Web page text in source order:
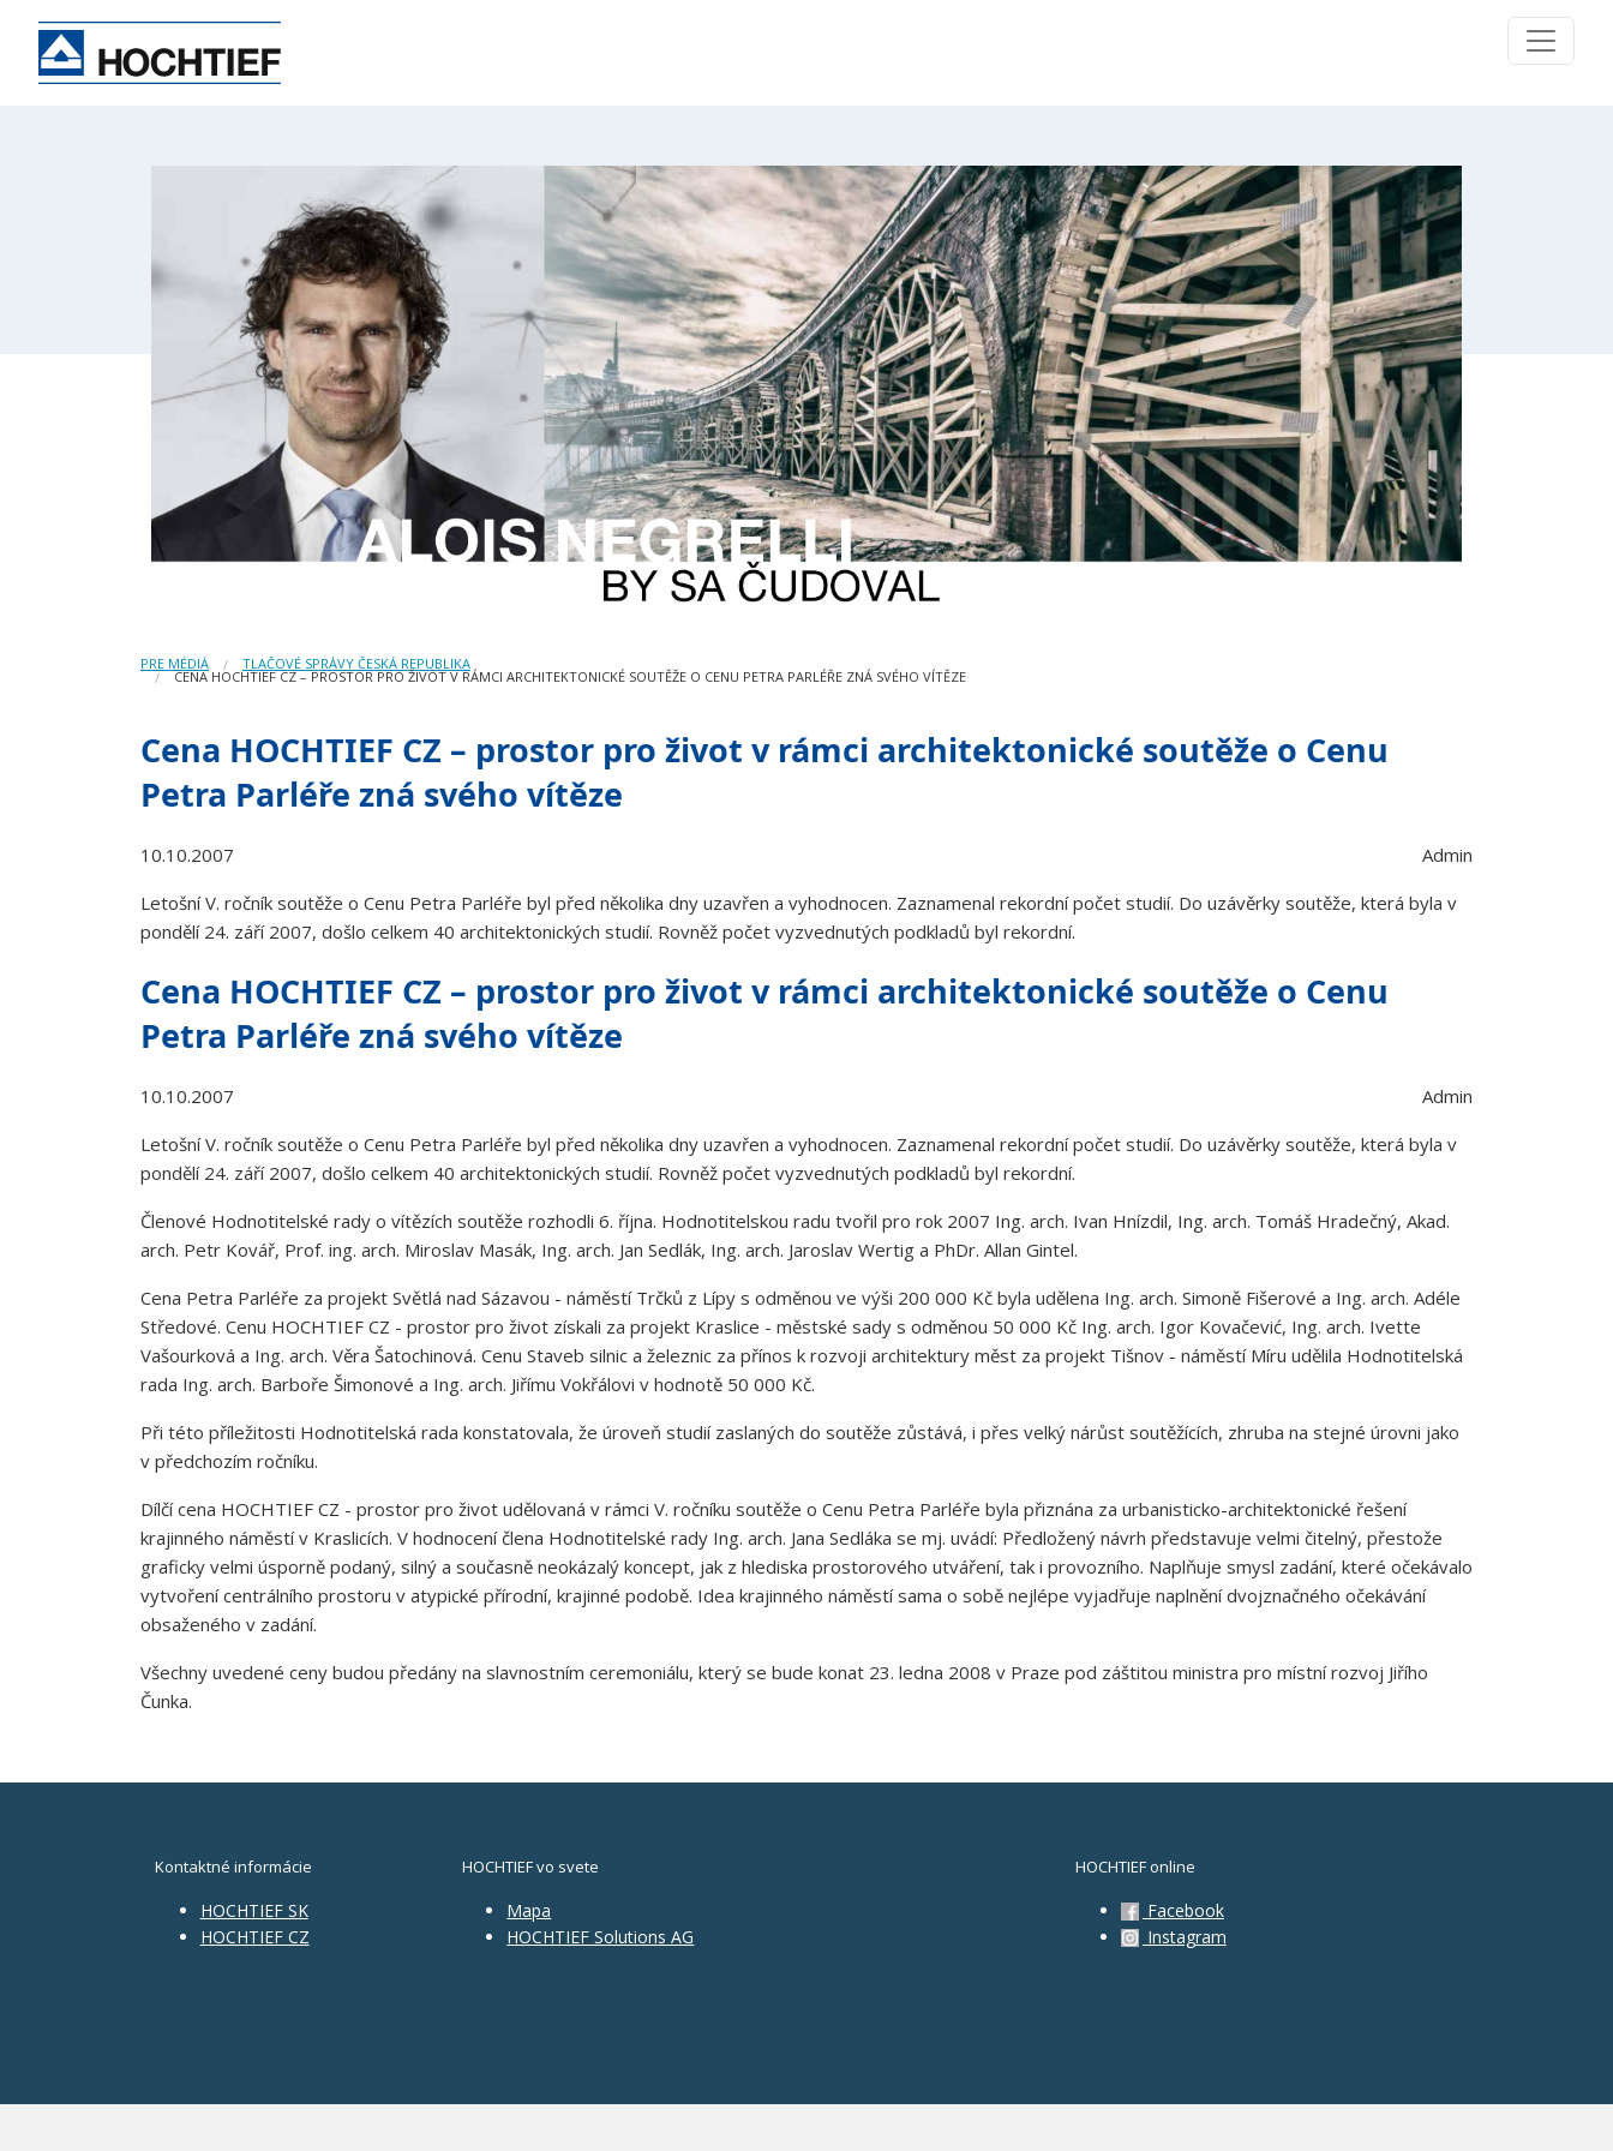
PRE MÉDIÁ TLAČOVÉ SPRÁVY ČESKÁ REPUBLIKA
CENA HOCHTIEF CZ – PROSTOR PRO ŽIVOT V RÁMCI ARCHITEKTONICKÉ SOUTĚŽE O CENU PETRA PARLÉŘE ZNÁ SVÉHO VÍTĚZE
Cena HOCHTIEF CZ – prostor pro život v rámci architektonické soutěže o Cenu
Petra Parléře zná svého vítěze
10.10.2007
Admin
Letošní V. ročník soutěže o Cenu Petra Parléře byl před několika dny uzavřen a vyhodnocen. Zaznamenal rekordní počet studií. Do uzávěrky soutěže, která byla v
pondělí 24. září 2007, došlo celkem 40 architektonických studií. Rovněž počet vyzvednutých podkladů byl rekordní.
Cena HOCHTIEF CZ – prostor pro život v rámci architektonické soutěže o Cenu
Petra Parléře zná svého vítěze
10.10.2007
Admin
Letošní V. ročník soutěže o Cenu Petra Parléře byl před několika dny uzavřen a vyhodnocen. Zaznamenal rekordní počet studií. Do uzávěrky soutěže, která byla v
pondělí 24. září 2007, došlo celkem 40 architektonických studií. Rovněž počet vyzvednutých podkladů byl rekordní.
Členové Hodnotitelské rady o vítězích soutěže rozhodli 6. října. Hodnotitelskou radu tvořil pro rok 2007 Ing. arch. Ivan Hnízdil, Ing. arch. Tomáš Hradečný, Akad.
arch. Petr Kovář, Prof. ing. arch. Miroslav Masák, Ing. arch. Jan Sedlák, Ing. arch. Jaroslav Wertig a PhDr. Allan Gintel.
Cena Petra Parléře za projekt Světlá nad Sázavou - náměstí Trčků z Lípy s odměnou ve výši 200 000 Kč byla udělena Ing. arch. Simoně Fišerové a Ing. arch. Adéle
Středové. Cenu HOCHTIEF CZ - prostor pro život získali za projekt Kraslice - městské sady s odměnou 50 000 Kč Ing. arch. Igor Kovačević, Ing. arch. Ivette
Vašourková a Ing. arch. Věra Šatochinová. Cenu Staveb silnic a železnic za přínos k rozvoji architektury měst za projekt Tišnov - náměstí Míru udělila Hodnotitelská
rada Ing. arch. Barboře Šimonové a Ing. arch. Jiřímu Vokřálovi v hodnotě 50 000 Kč.
Při této příležitosti Hodnotitelská rada konstatovala, že úroveň studií zaslaných do soutěže zůstává, i přes velký nárůst soutěžících, zhruba na stejné úrovni jako
v předchozím ročníku.
Dílčí cena HOCHTIEF CZ - prostor pro život udělovaná v rámci V. ročníku soutěže o Cenu Petra Parléře byla přiznána za urbanisticko-architektonické řešení
krajinného náměstí v Kraslicích. V hodnocení člena Hodnotitelské rady Ing. arch. Jana Sedláka se mj. uvádí: Předložený návrh představuje velmi čitelný, přestože
graficky velmi úsporně podaný, silný a současně neokázalý koncept, jak z hlediska prostorového utváření, tak i provozního. Naplňuje smysl zadání, které očekávalo
vytvoření centrálního prostoru v atypické přírodní, krajinné podobě. Idea krajinného náměstí sama o sobě nejlépe vyjadřuje naplnění dvojznačného očekávání
obsaženého v zadání.
Všechny uvedené ceny budou předány na slavnostním ceremoniálu, který se bude konat 23. ledna 2008 v Praze pod záštitou ministra pro místní rozvoj Jiřího
Čunka.
Kontaktné informácie
HOCHTIEF SK
HOCHTIEF CZ
HOCHTIEF vo svete
Mapa
HOCHTIEF Solutions AG
HOCHTIEF online
Facebook
Instagram